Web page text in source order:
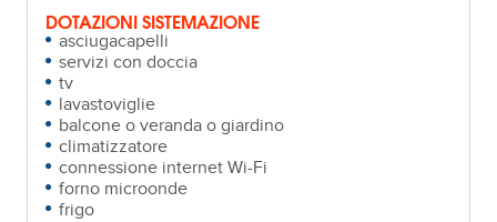
DOTAZIONI SISTEMAZIONE
asciugacapelli
servizi con doccia
tv
lavastoviglie
balcone o veranda o giardino
climatizzatore
connessione internet Wi-Fi
forno microonde
frigo